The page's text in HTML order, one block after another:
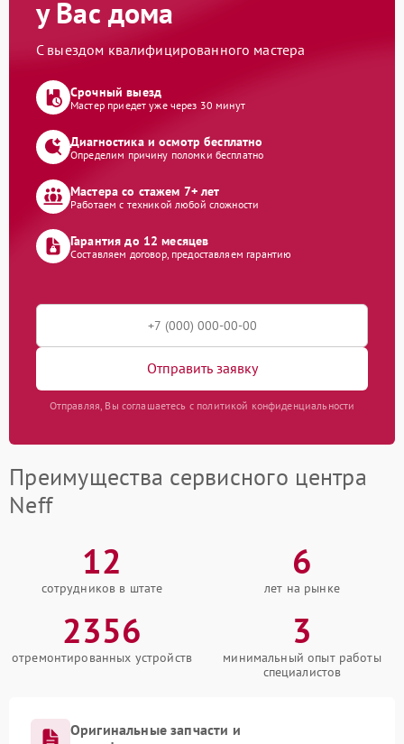
у Вас дома
С выездом квалифицированного мастера
Срочный выезд
Мастер приедет уже через 30 минут
Диагностика и осмотр бесплатно
Определим причину поломки бесплатно
Мастера со стажем 7+ лет
Работаем с техникой любой сложности
Гарантия до 12 месяцев
Составляем договор, предоставляем гарантию
Отправить заявку
Отправляя, Вы соглашаетесь с политикой конфиденциальности
Преимущества сервисного центра
Neff
12
сотрудников в штате
6
лет на рынке
2356
отремонтированных устройств
3
минимальный опыт работы
специалистов
Оригинальные запчасти и